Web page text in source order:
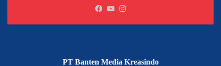
Facebook
YouTube
PT Banten Media Kreasindo